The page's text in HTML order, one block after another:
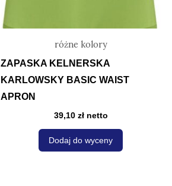
różne kolory
ZAPASKA KELNERSKA
KARLOWSKY BASIC WAIST
APRON
39,10 złnetto
Dodaj do wyceny
stronie